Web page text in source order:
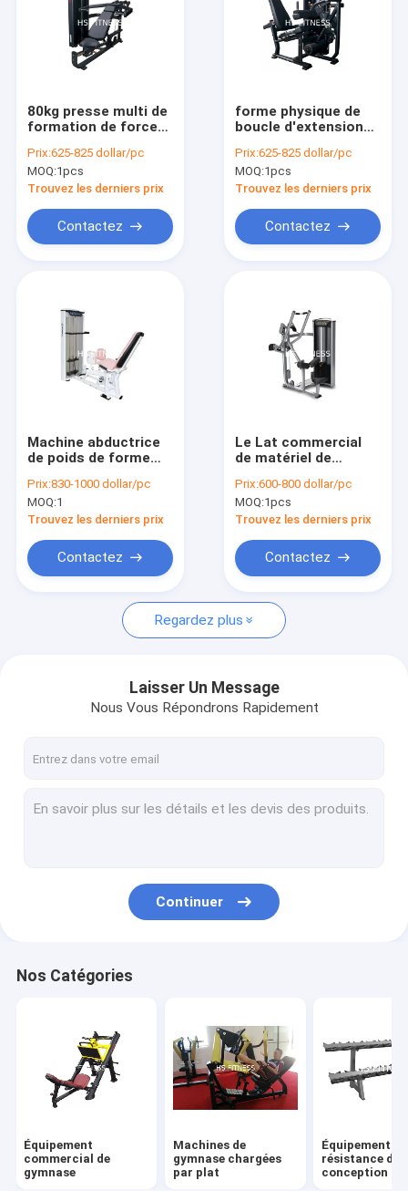
Produits
vidéo
À propos de nous
Nous contacter
Nouvelles
Machines de gymnase chargées par plat
Équipements de résistance de conception Precor
Autres équipements cardio
entraîneur elliptique
Véhicule vertical commercial
Vélo couché commercial
80kg presse multi de
formation de force
d'équipement de
gymnase de la pile
HS
Prix:625-825 dollar/pc
MOQ:1pcs
Trouvez les derniers prix
Contactez
forme physique de
boucle d'extension
de formation de
force de 3.5mm
Matrix
Prix:625-825 dollar/pc
MOQ:1pcs
Trouvez les derniers prix
Contactez
Machine abductrice
de poids de forme
d'équipement de
gymnase de Q235 HS
Prix:830-1000 dollar/pc
MOQ:1
Trouvez les derniers prix
Contactez
Le Lat commercial
de matériel de
de Matrix de
gymnase abaissent
Prix:600-800 dollar/pc
MOQ:1pcs
Trouvez les derniers prix
Contactez
Regardez plus
Laisser Un Message
Nous Vous Répondrons Rapidement
Continuer
Nos Catégories
Équipement
commercial de
gymnase
Machines de
gymnase chargées
par plat
Équipements
résistance de
conception